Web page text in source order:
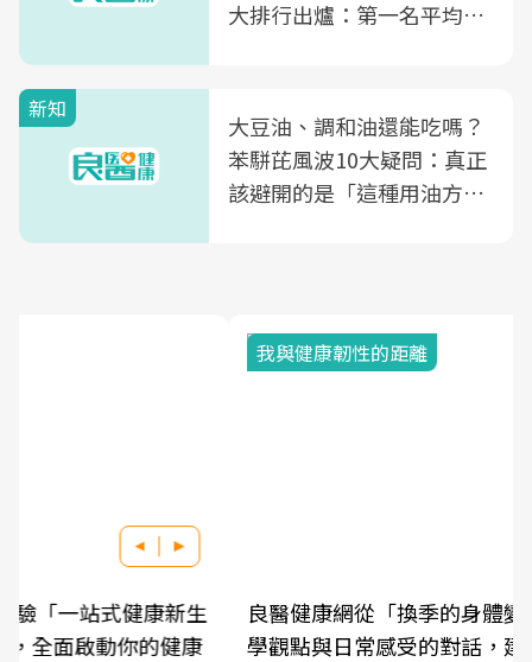
大排行出爐：第一名平均一
新知
大豆油、調和油還能吃嗎？
苯駢芘風波10大疑問：真正
該避開的是「這種用油方
良醫健康網從「換季的身體變化」出發，透過醫
學觀點與日常感受的對話，建立對亞健康的認